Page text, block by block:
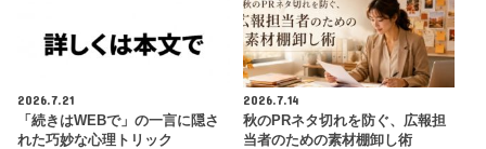
2026.7.21
「続きはWEBで」の一言に隠さ
れた巧妙な心理トリック
2026.7.14
秋のPRネタ切れを防ぐ、広報担
当者のための素材棚卸し術